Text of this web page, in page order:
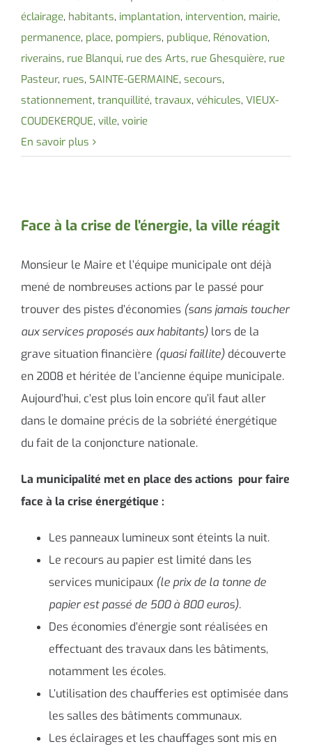
éclairage, habitants, implantation, intervention, mairie,
permanence, place, pompiers, publique, Rénovation,
riverains, rue Blanqui, rue des Arts, rue Ghesquière, rue
Pasteur, rues, SAINTE-GERMAINE, secours,
stationnement, tranquillité, travaux, véhicules, VIEUX-
COUDEKERQUE, ville, voirie
En savoir plus
Face à la crise de l’énergie, la ville réagit
Monsieur le Maire et l’équipe municipale ont déjà
mené de nombreuses actions par le passé pour
trouver des pistes d’économies (sans jamais toucher
aux services proposés aux habitants) lors de la
grave situation financière (quasi faillite) découverte
en 2008 et héritée de l’ancienne équipe municipale.
Aujourd’hui, c’est plus loin encore qu’il faut aller
dans le domaine précis de la sobriété énergétique
du fait de la conjoncture nationale.
La municipalité met en place des actions pour faire
face à la crise énergétique :
Les panneaux lumineux sont éteints la nuit.
Le recours au papier est limité dans les
services municipaux (le prix de la tonne de
papier est passé de 500 à 800 euros).
Des économies d’énergie sont réalisées en
effectuant des travaux dans les bâtiments,
notamment les écoles.
L’utilisation des chaufferies est optimisée dans
les salles des bâtiments communaux.
Les éclairages et les chauffages sont mis en